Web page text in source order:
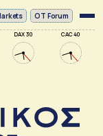
DAX 30 CAC 40
OT Forum